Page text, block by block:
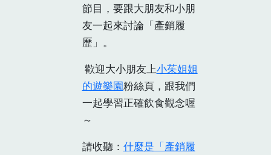
節目，要跟大朋友和小朋
友一起來討論「產銷履
歷」。
歡迎大小朋友上小茱姐姐
的遊樂園粉絲頁，跟我們
一起學習正確飲食觀念喔
～
請收聽： 什麼是「產銷履